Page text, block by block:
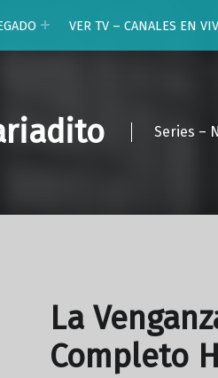
VER TV – CANALES EN
Series –
La
Completo